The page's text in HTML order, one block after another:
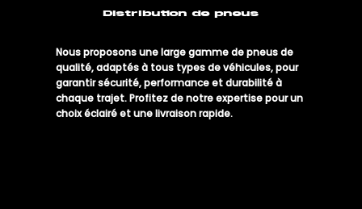
Distribution de pneus
Nous proposons une large gamme de pneus de
qualité, adaptés à tous types de véhicules, pour
garantir sécurité, performance et durabilité à
chaque trajet. Profitez de notre expertise pour un
choix éclairé et une livraison rapide.